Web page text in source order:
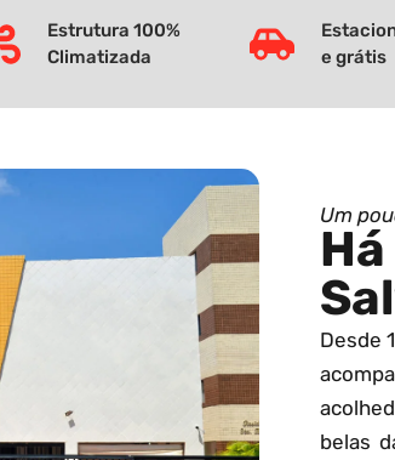
Estrutura 100%
Climatizada
e grátis
Um
Desde
belas